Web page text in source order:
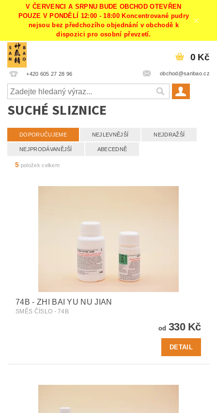
V ČERVENCI A SRPNU BUDE OBCHOD OTEVŘEN
POUZE V PONDĚLÍ 12:00 - 18:00 Koncentrované pudry
nejsou bez předchozího objednání v obchodě k
dispozici pro osobní převzetí.
+420 605 27 28 96 obchod@sanbao.cz
0 Kč
SUCHÉ SLIZNICE
DOPORUČUJEME NEJLEVNĚJŠÍ NEJDRAŽŠÍ
NEJPRODÁVANĚJŠÍ ABECEDNĚ
5 položek celkem
74B - ZHI BAI YU NU JIAN
SMĚS ČÍSLO - 74B
od 330 Kč
DETAIL